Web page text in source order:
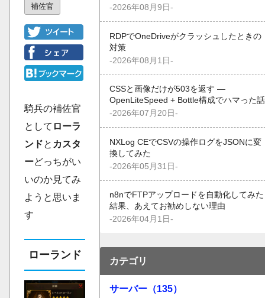
補佐官
騎兵の補佐官
として ローラ
ンドと カスタ
ーどっちがい
いのか見てみ
ようと思いま
す
ローランド
-2026年08月9日-
RDPでOneDriveがクラッシュしたときの
対策
-2026年08月1日-
CSSと画像だけが503を返す —
OpenLiteSpeed + Bottle構成でハマった話
-2026年07月20日-
NXLog CEでCSVの操作ログをJSONに変
換してみた
-2026年05月31日-
n8nでFTPアップロードを自動化してみた
結果、あえてお勧めしない理由
-2026年04月1日-
カテゴリ
サーバー（135）